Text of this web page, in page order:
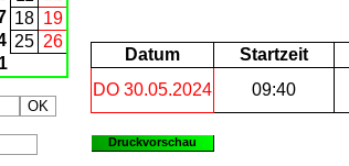
18 19
25 26
Datum Startzeit
DO 30.05.2024
09:40
Druckvorschau